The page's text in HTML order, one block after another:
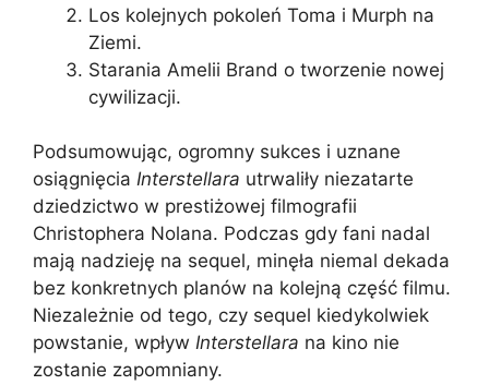
Los kolejnych pokoleń Toma i Murph na
Ziemi.
Starania Amelii Brand o tworzenie nowej
cywilizacji.
Podsumowując, ogromny sukces i uznane
osiągnięcia Interstellara utrwaliły niezatarte
dziedzictwo w prestiżowej filmografii
Christophera Nolana. Podczas gdy fani nadal
mają nadzieję na sequel, minęła niemal dekada
bez konkretnych planów na kolejną część filmu.
Niezależnie od tego, czy sequel kiedykolwiek
powstanie, wpływ Interstellara na kino nie
zostanie zapomniany.